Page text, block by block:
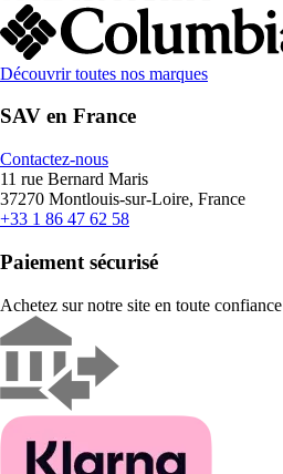
Découvrir toutes nos marques
SAV en France
Contactez-nous
11 rue Bernard Maris
37270 Montlouis-sur-Loire, France
+33 1 86 47 62 58
Paiement sécurisé
Achetez sur notre site en toute confiance